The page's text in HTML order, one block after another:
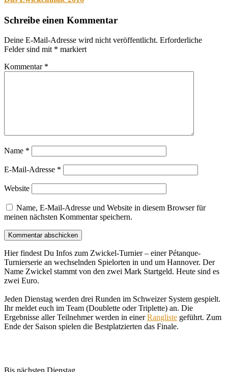
Schreibe einen Kommentar
Deine E-Mail-Adresse wird nicht veröffentlicht. Erforderliche
Felder sind mit * markiert
Kommentar *
Name *
E-Mail-Adresse *
Website
Name, E-Mail-Adresse und Website in diesem Browser für
meinen nächsten Kommentar speichern.
Hier findest Du Infos zum Zwickel-Turnier – einer Pétanque-
Turnierserie an wechselnden Spielorten in und um Hannover. Der
Name Zwickel stammt von den zwei Mark Startgeld. Heute sind es
zwei Euro.
Jeden Dienstag werden drei Runden im Schweizer System gespielt.
Ihr meldet euch im Team (Doublette oder Triplette) an. Die
Ergebnisse aller Teilnehmer werden in einerRangliste geführt. Zum
Ende der Saison spielen die Bestplatzierten das Finale.